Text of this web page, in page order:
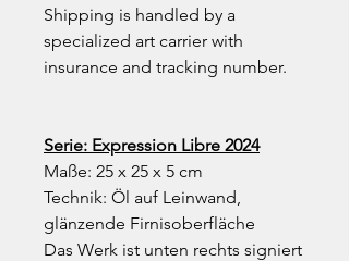
Shipping is handled by a
specialized art carrier with
insurance and tracking number.
Serie: Expression Libre 2024
Maße: 25 x 25 x 5 cm
Technik: Öl auf Leinwand,
glänzende Firnisoberfläche
Das Werk ist unten rechts signiert